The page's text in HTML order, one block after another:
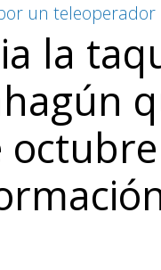
un teleoperador
la